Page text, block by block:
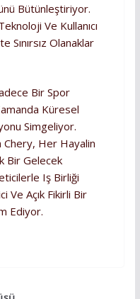
Bütünleştiriyor.
Ve Kullanıcı
Sınırsız Olanaklar
Bir Spor
Küresel
Simgeliyor.
Chery, Her Hayalin
Bir Gelecek
Iş Birliği
Ve Açık Fikirli Bir
Ediyor.